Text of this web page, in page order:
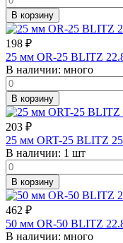
В корзину
198 ₽
25 мм OR-25 BLITZ
В наличии: много
В корзину
203 ₽
25 мм ORT-25 BLITZ
В наличии: 1 шт
В корзину
462 ₽
50 мм OR-50 BLITZ
В наличии: много